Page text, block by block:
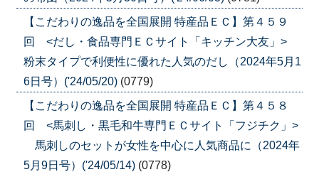
【こだわりの逸品を全国展開 特産品ＥＣ】第４５９
回 <だし・食品専門ＥＣサイト「キッチン大友」>
粉末タイプで利便性に優れた人気のだし（2024年5月1
6日号）('24/05/20) (0779)
【こだわりの逸品を全国展開 特産品ＥＣ】第４５８
回 <馬刺し・黒毛和牛専門ＥＣサイト「フジチク」>
馬刺しのセットが女性を中心に人気商品に（2024年
5月9日号）('24/05/14) (0778)